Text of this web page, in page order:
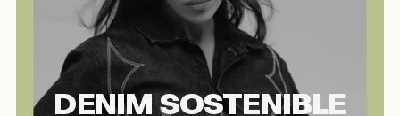
DENIM SOSTENIBLE